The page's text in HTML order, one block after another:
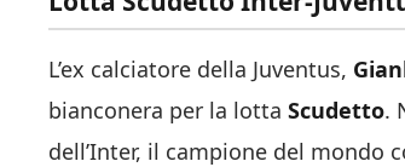
L’ex calciatore della Juventus,
bianconera per la lotta Scudetto.
dell’Inter, il campione del mondo